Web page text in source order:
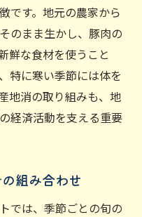
です。地元の農家から
のまま生かし、豚肉の
鮮な食材を使うこと
特に寒い季節には体を
地消の取り組みも、地
経済活動を支える重要
組み合わせ
では、季節ごとの旬の